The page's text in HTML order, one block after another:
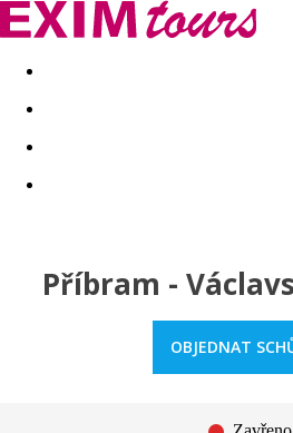
Akční nabídky Last minute
Příbram -
OBJEDNAT